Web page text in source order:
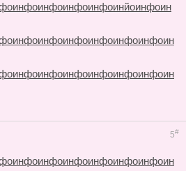
инфоинфоинфоинфоинйоинфоин
инфоинфоинфоинфоинфоинфоин
инфоинфоинфоинфоинфоинфоин
5#
инфоинфоинфоинфоинфоинфоин